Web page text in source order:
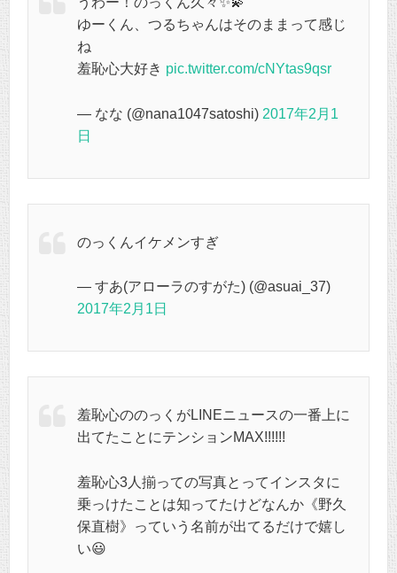
ゆーくん、つるちゃんはそのままって感じ
ね
羞恥心大好き pic.twitter.com/cNYtas9qsr
— なな (@nana1047satoshi) 2017年2月1
日
のっくんイケメンすぎ
— すあ(アローラのすがた) (@asuai_37)
2017年2月1日
羞恥心ののっくがLINEニュースの一番上に
出てたことにテンションMAX!!!!!!
羞恥心3人揃っての写真とってインスタに
乗っけたことは知ってたけどなんか《野久
保直樹》っていう名前が出てるだけで嬉し
い😃